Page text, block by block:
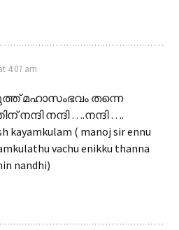
4:07 am
മഹാസംഭവം തന്നെ
നന്ദി നന്ദി ….നന്ദി ….
kayamkulam ( manoj sir ennu
vachu enikku thanna
nandhi)